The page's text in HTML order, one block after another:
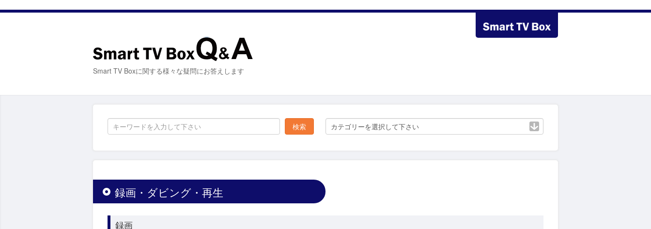
Smart TV Boxに関する様々な疑問にお答えします
カテゴリーを選択して下さい
録画・ダビング・再生
録画